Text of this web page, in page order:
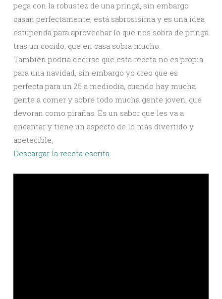
pega con la robustez de una pringá, sin embargo
casan perfectamente, está sabrosisíma y es una idea
estupenda para aprovechar lo que nos sobra de pringá
tras un cocido, que en casa sobra mucho.
También podría decirse que esta receta no es propia
para una navidad, sin embargo yo creo que es
perfecta para un 25 a mediodía, cuando hay mucha
gente a comer y sobre todo mucha gente joven, que
devoran como pirañas. Es un sabor que les va a
encantar y tiene un aspecto de lo más divertido y
apetecible,
Descargar la receta escrita.